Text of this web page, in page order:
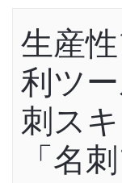
生産
利ツ
刺ス
「名